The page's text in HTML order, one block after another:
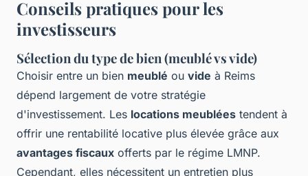
Conseils pratiques pour les
investisseurs
Sélection du type de bien (meublé vs vide)
Choisir entre un bien meublé ou vide à Reims
dépend largement de votre stratégie
d'investissement. Les locations meublées tendent à
offrir une rentabilité locative plus élevée grâce aux
avantages fiscaux offerts par le régime LMNP.
Cependant, elles nécessitent un entretien plus